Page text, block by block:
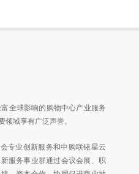
全球影响的购物中心产业服务
域享有广泛声誉。
专业创新服务和中购联铱星云
服务事业群通过会议会展、职